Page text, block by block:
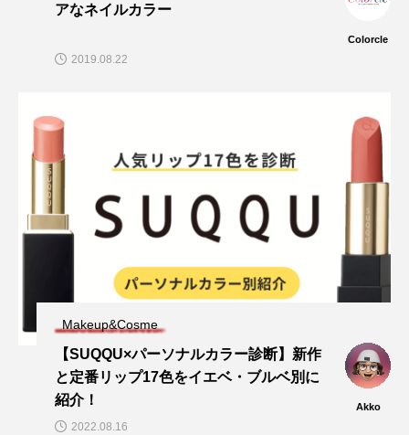
アなネイルカラー
Colorcle
2019.08.22
Makeup&Cosme
【SUQQU×パーソナルカラー診断】新作
と定番リップ17色をイエベ・ブルベ別に
紹介！
Akko
2022.08.16